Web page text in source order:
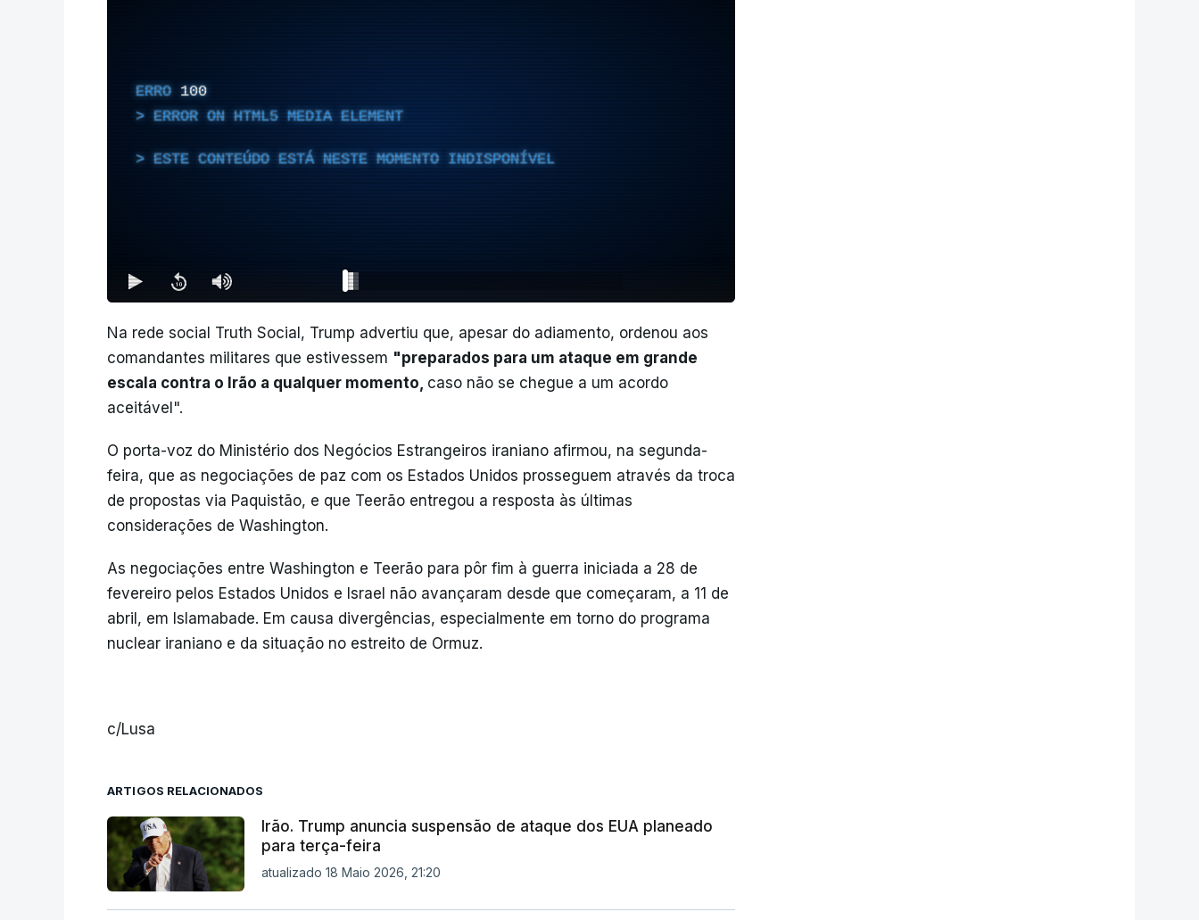
ERRO 100
ERROR ON HTML5 MEDIA ELEMENT
ESTE CONTEÚDO ESTÁ NESTE MOMENTO INDISPONÍVEL
Na rede social Truth Social, Trump advertiu que, apesar do adiamento, ordenou aos
comandantes militares que estivessem "preparados para um ataque em grande
escala contra o Irão a qualquer momento, caso não se chegue a um acordo
aceitável".
O porta-voz do Ministério dos Negócios Estrangeiros iraniano afirmou, na segunda-
feira, que as negociações de paz com os Estados Unidos prosseguem através da troca
de propostas via Paquistão, e que Teerão entregou a resposta às últimas
considerações de Washington.
As negociações entre Washington e Teerão para pôr fim à guerra iniciada a 28 de
fevereiro pelos Estados Unidos e Israel não avançaram desde que começaram, a 11 de
abril, em Islamabade. Em causa divergências, especialmente em torno do programa
nuclear iraniano e da situação no estreito de Ormuz.
c/Lusa
ARTIGOS RELACIONADOS
Irão. Trump anuncia suspensão de ataque dos EUA planeado
para terça-feira
atualizado 18 Maio 2026, 21:20